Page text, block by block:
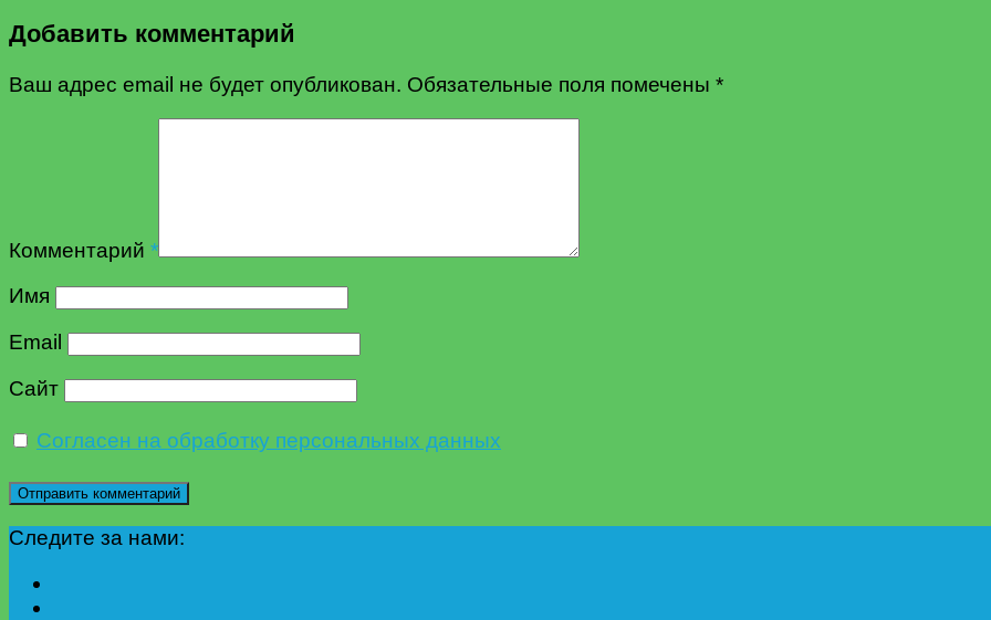
Добавить комментарий
Ваш адрес email не будет опубликован. Обязательные поля помечены *
Комментарий *
Имя
Email
Сайт
Согласен на обработку персональных данных
Следите за нами: